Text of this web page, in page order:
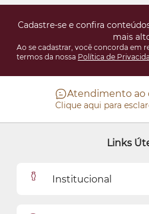
Cadastre-se e confira
mais
Ao se cadastrar, você concorda em
termos da nossa Política de
Atendimento ao
Clique aqui para
Links
Institucional